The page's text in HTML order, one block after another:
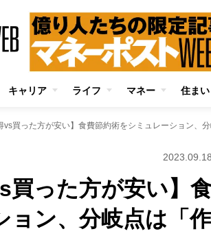
キャリア ライフ マネー 住ま
買った方が安い】
ョン、分岐点は「